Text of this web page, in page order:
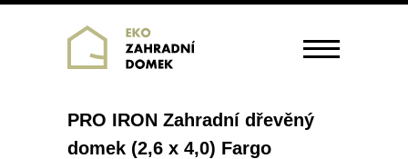
PRO IRON Zahradní dřevěný
domek (2,6 x 4,0) Fargo